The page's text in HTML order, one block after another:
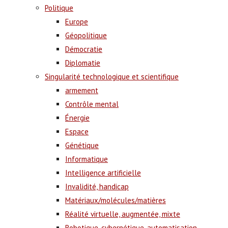
Politique
Europe
Géopolitique
Démocratie
Diplomatie
Singularité technologique et scientifique
armement
Contrôle mental
Énergie
Espace
Génétique
Informatique
Intelligence artificielle
Invalidité, handicap
Matériaux/molécules/matières
Réalité virtuelle, augmentée, mixte